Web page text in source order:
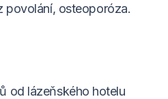
povolání, osteoporóza.
od lázeňského hotelu